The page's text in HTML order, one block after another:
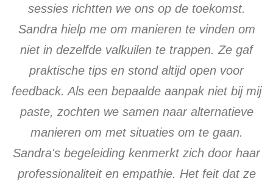
sessies richtten we ons op de toekomst.
Sandra hielp me om manieren te vinden om
niet in dezelfde valkuilen te trappen. Ze gaf
praktische tips en stond altijd open voor
feedback. Als een bepaalde aanpak niet bij mij
paste, zochten we samen naar alternatieve
manieren om met situaties om te gaan.
Sandra's begeleiding kenmerkt zich door haar
professionaliteit en empathie. Het feit dat ze